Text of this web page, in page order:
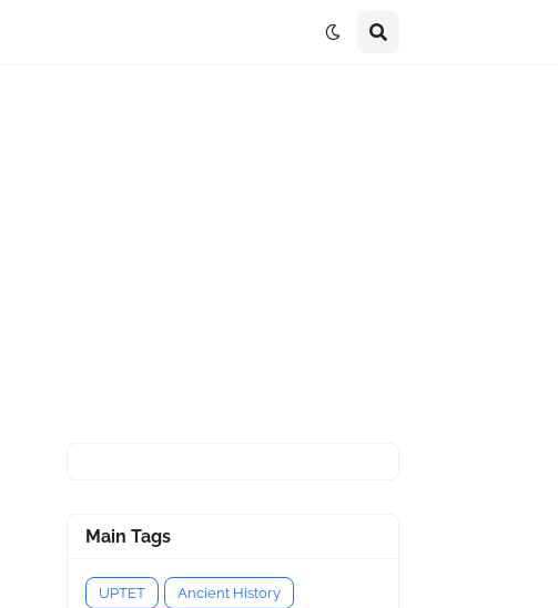
Main Tags
UPTET Ancient History